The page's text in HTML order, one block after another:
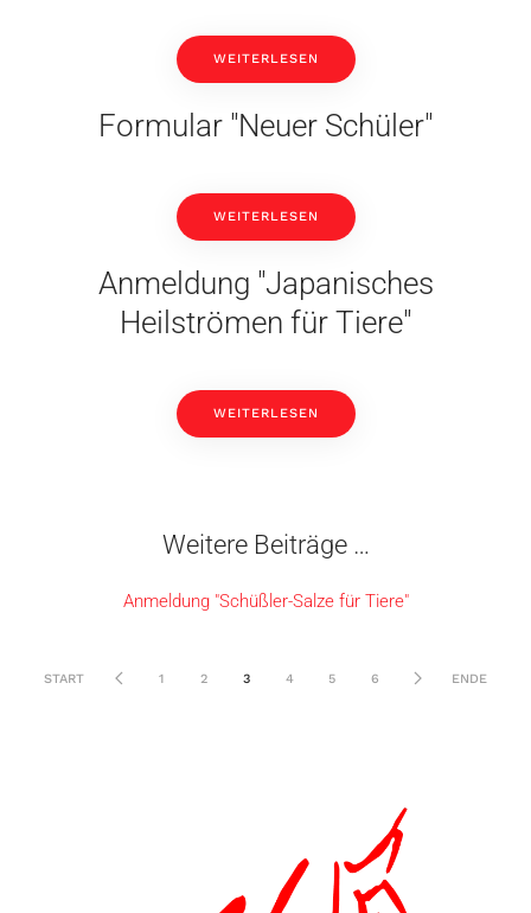
WEITERLESEN
Formular "Neuer Schüler"
WEITERLESEN
Anmeldung "Japanisches
Heilströmen für Tiere"
WEITERLESEN
Weitere Beiträge …
Anmeldung "Schüßler-Salze für Tiere"
START 1 2 3 4 5 6 ENDE